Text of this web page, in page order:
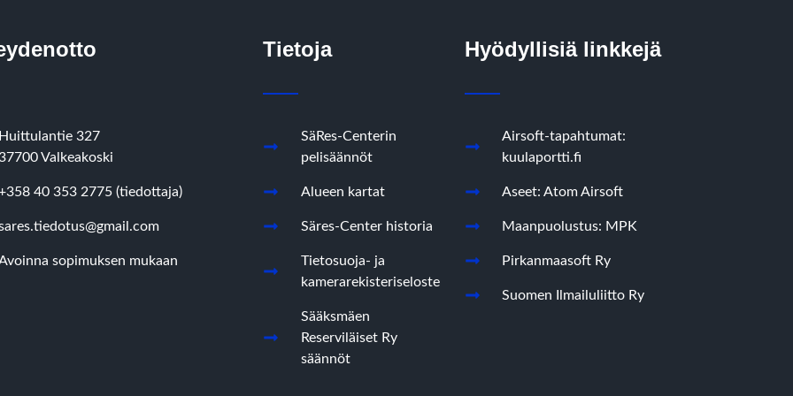
327
Valkeakoski
40 353 2775 (tiedottaja)
sopimuksen mukaan
Tietoja
SäRes-Centerin
pelisäännöt
Alueen kartat
Säres-Center historia
Tietosuoja- ja
kamerarekisteriseloste
Sääksmäen
Reserviläiset Ry
säännöt
Hyödyllisiä linkkejä
Airsoft-tapahtumat:
kuulaportti.fi
Aseet: Atom Airsoft
Maanpuolustus: MPK
Pirkanmaasoft Ry
Suomen Ilmailuliitto Ry